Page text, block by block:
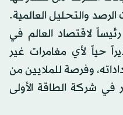
والتحليل العالمية.
لاقتصاد العالم في
حياً لأي مغامرات غير
وفرصة للملايين من
في شركة الطاقة الأولى